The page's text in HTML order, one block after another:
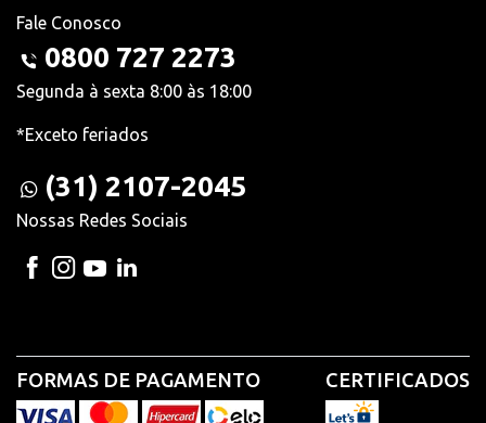
Fale Conosco
0800 727 2273
Segunda à sexta 8:00 às 18:00
*Exceto feriados
(31) 2107-2045
Nossas Redes Sociais
FORMAS DE PAGAMENTO CERTIFICADOS